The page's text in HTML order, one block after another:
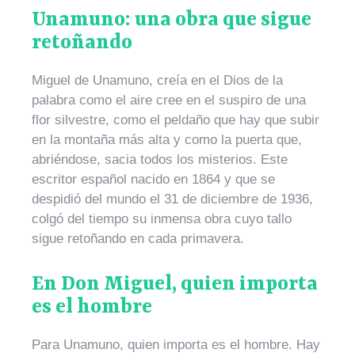
Unamuno: una obra que sigue
retoñando
Miguel de Unamuno, creía en el Dios de la
palabra como el aire cree en el suspiro de una
flor silvestre, como el peldaño que hay que subir
en la montaña más alta y como la puerta que,
abriéndose, sacia todos los misterios. Este
escritor español nacido en 1864 y que se
despidió del mundo el 31 de diciembre de 1936,
colgó del tiempo su inmensa obra cuyo tallo
sigue retoñando en cada primavera.
En Don Miguel, quien importa
es el hombre
Para Unamuno, quien importa es el hombre. Hay